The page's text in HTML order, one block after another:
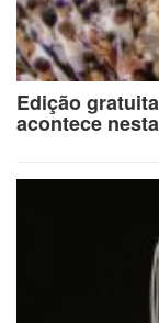
Edição
acontece